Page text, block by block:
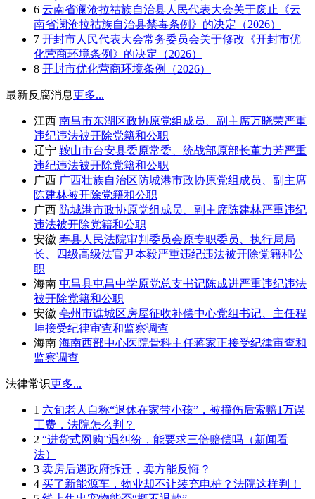
6 云南省澜沧拉祜族自治县人民代表大会关于废止《云
南省澜沧拉祜族自治县禁毒条例》的决定（2026）
7 开封市人民代表大会常务委员会关于修改《开封市优
化营商环境条例》的决定（2026）
8 开封市优化营商环境条例（2026）
最新反腐消息更多...
江西 南昌市东湖区政协原党组成员、副主席万晓荣严重
违纪违法被开除党籍和公职
辽宁 鞍山市台安县委原常委、统战部原部长董力芳严重
违纪违法被开除党籍和公职
广西 广西壮族自治区防城港市政协原党组成员、副主席
陈建林被开除党籍和公职
广西 防城港市政协原党组成员、副主席陈建林严重违纪
违法被开除党籍和公职
安徽 寿县人民法院审判委员会原专职委员、执行局局
长、四级高级法官尹本毅严重违纪违法被开除党籍和公
职
海南 屯昌县屯昌中学原党总支书记陈成进严重违纪违法
被开除党籍和公职
安徽 亳州市谯城区房屋征收补偿中心党组书记、主任程
坤接受纪律审查和监察调查
海南 海南西部中心医院骨科主任蒋家正接受纪律审查和
监察调查
法律常识更多...
1 六旬老人自称“退休在家带小孩”，被撞伤后索赔1万误
工费，法院怎么判？
2 “进货式网购”遇纠纷，能要求三倍赔偿吗（新闻看
法）
3 卖房后遇政府拆迁，卖方能反悔？
4 买了新能源车，物业却不让装充电桩？法院这样判！